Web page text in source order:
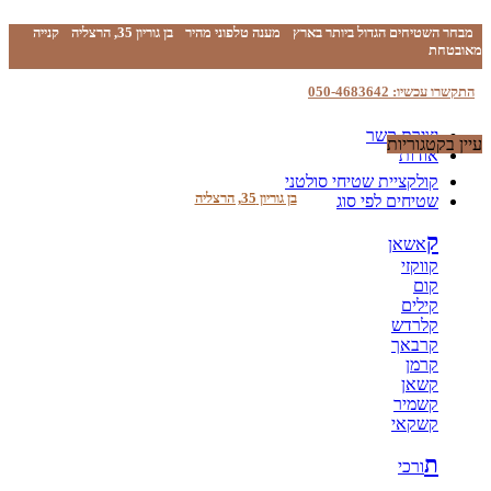
מבחר השטיחים הגדול ביותר בארץ מענה טלפוני מהיר בן גוריון 35, הרצליה
קנייה
מאובטחת
התקשרו עכשיו: 050-4683642
יצירת קשר
אודות
בן גוריון 35, הרצליה
עיין בקטגוריות
קולקציית שטיחי סולטני
שטיחים לפי סוג
קאשאן
קווקזי
קום
קילים
קלרדש
קרבאך
קרמן
קשאן
קשמיר
קשקאי
תורכי